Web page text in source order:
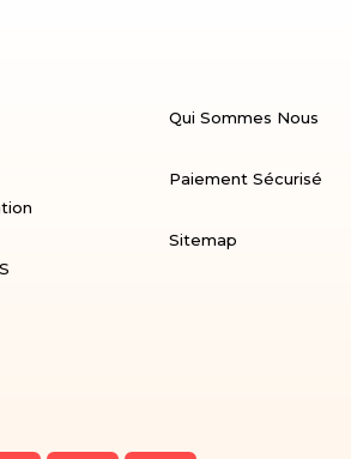
Qui Sommes Nous
Paiement Sécurisé
Sitemap